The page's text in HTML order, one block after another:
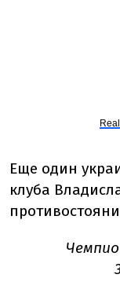
Еще один
клуба